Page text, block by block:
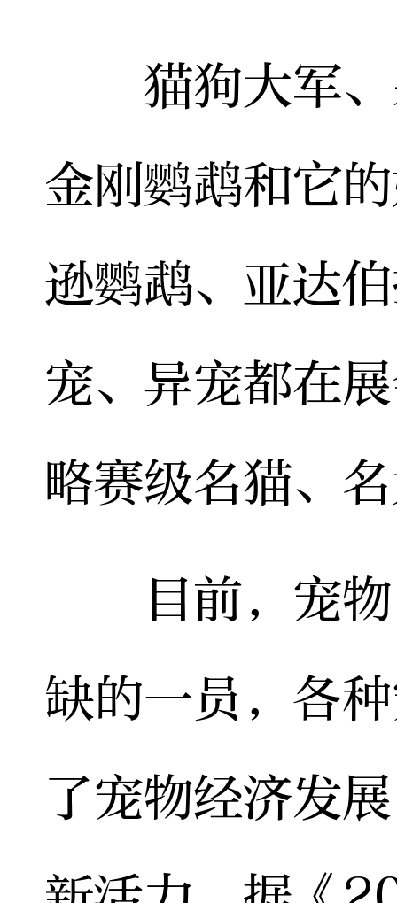
猫狗大军、
金刚鹦鹉和它
逊鹦鹉、亚达
宠、异宠都在
略赛级名猫、
目前，宠物
缺的一员，各
了宠物经济发